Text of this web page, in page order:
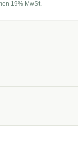
19% MwSt.